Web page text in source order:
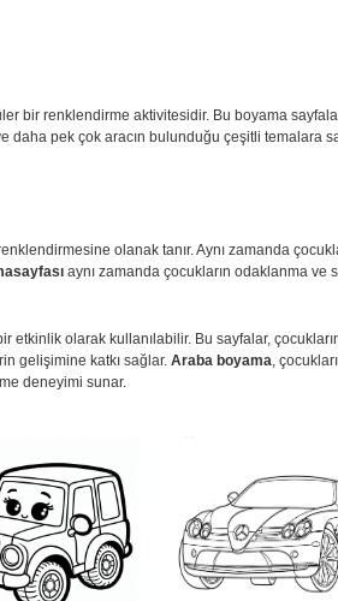
bir renklendirme aktivitesidir. Bu boyama
daha pek çok aracın bulunduğu çeşitli temalara
olanak tanır. Aynı zamanda
sayfası aynı zamanda çocukların odaklanma ve
olarak kullanılabilir. Bu sayfalar,
gelişimine katkı sağlar. Araba boyama,
deneyimi sunar.